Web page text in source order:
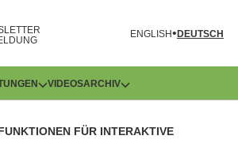
ENGLISH DEUTSCH
VIDEOSARCHIV
FÜR INTERAKTIVE